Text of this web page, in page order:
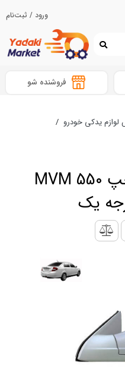
ورود / ثبت‌نام
فروشنده شو
یدکی خودرو /
آینه بغل سمت چپ MVM 550
یک